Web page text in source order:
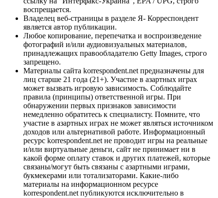
воспрещается.
Владелец веб-страницы в разделе Я- Корреспондент
является автор публикации.
Любое копирование, перепечатка и воспроизведение
фотографий и/или аудиовизуальных материалов,
принадлежащих правообладателю Getty Images, строго
запрещено.
Материалы сайта korrespondent.net предназначены для
лиц старше 21 года (21+). Участие в азартных играх
может вызвать игровую зависимость. Соблюдайте
правила (принципы) ответственной игры. При
обнаружении первых признаков зависимости
немедленно обратитесь к специалисту. Помните, что
участие в азартных играх не может являться источником
доходов или альтернативой работе. Информационный
ресурс korrespondent.net не проводит игры на реальные
и/или виртуальные деньги, сайт не принимает ни в
какой форме оплату ставок и других платежей, которые
связаны/могут быть связаны с азартными играми,
букмекерами или тотализаторами. Какие-либо
материалы на информационном ресурсе
korrespondent.net публикуются исключительно в